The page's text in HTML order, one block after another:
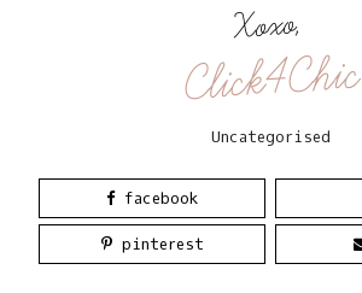
Xoxo,
Click4Chic
Uncategorised
facebook
pinterest